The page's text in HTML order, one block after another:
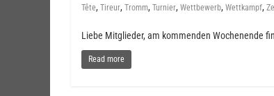
Tête, Tireur, Tromm, Turnier, Wettbewerb, Wettkampf,
Liebe Mitglieder, am kommenden Wochenende
Read more